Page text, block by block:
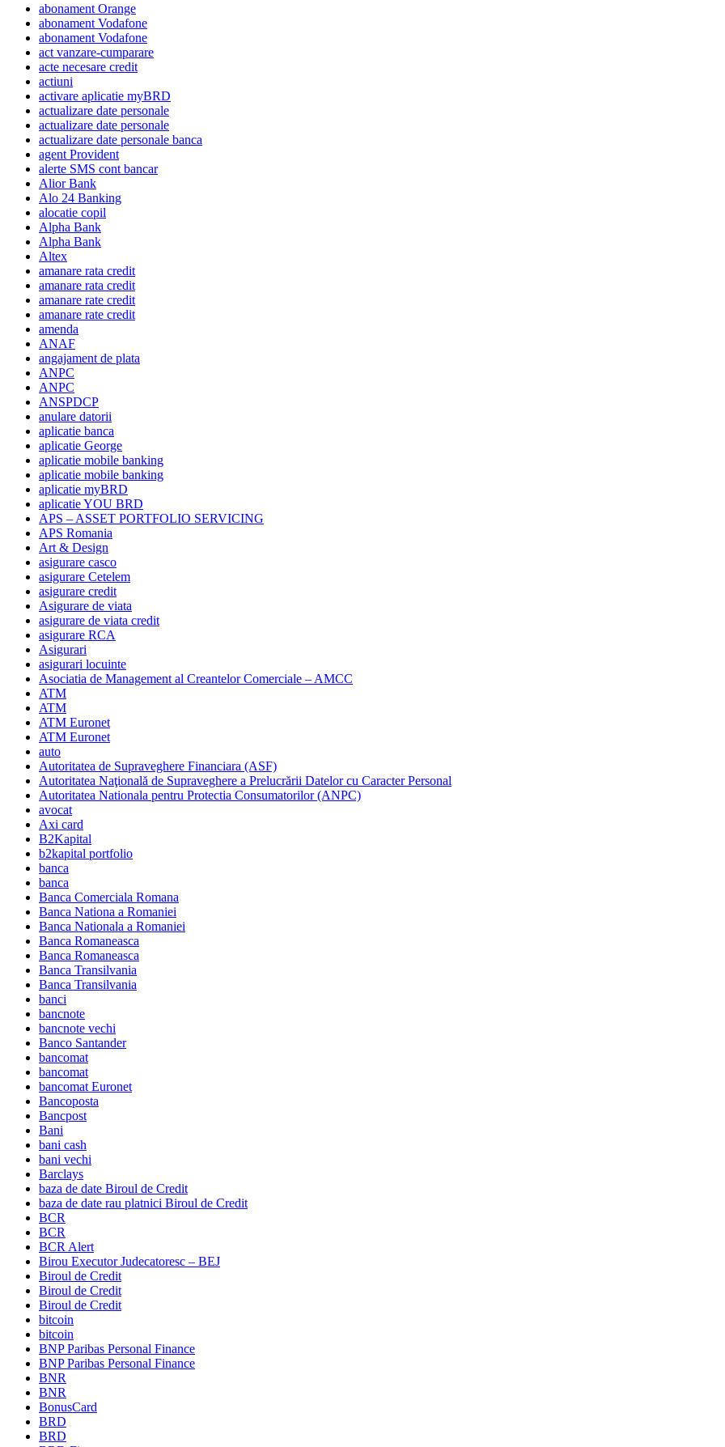
abonament Orange
abonament Vodafone
abonament Vodafone
act vanzare-cumparare
acte necesare credit
actiuni
activare aplicatie myBRD
actualizare date personale
actualizare date personale
actualizare date personale banca
agent Provident
alerte SMS cont bancar
Alior Bank
Alo 24 Banking
alocatie copil
Alpha Bank
Alpha Bank
Altex
amanare rata credit
amanare rata credit
amanare rate credit
amanare rate credit
amenda
ANAF
angajament de plata
ANPC
ANPC
ANSPDCP
anulare datorii
aplicatie banca
aplicatie George
aplicatie mobile banking
aplicatie mobile banking
aplicatie myBRD
aplicatie YOU BRD
APS – ASSET PORTFOLIO SERVICING
APS Romania
Art & Design
asigurare casco
asigurare Cetelem
asigurare credit
Asigurare de viata
asigurare de viata credit
asigurare RCA
Asigurari
asigurari locuinte
Asociatia de Management al Creantelor Comerciale – AMCC
ATM
ATM
ATM Euronet
ATM Euronet
auto
Autoritatea de Supraveghere Financiara (ASF)
Autoritatea Naţională de Supraveghere a Prelucrării Datelor cu Caracter Personal
Autoritatea Nationala pentru Protectia Consumatorilor (ANPC)
avocat
Axi card
B2Kapital
b2kapital portfolio
banca
banca
Banca Comerciala Romana
Banca Nationa a Romaniei
Banca Nationala a Romaniei
Banca Romaneasca
Banca Romaneasca
Banca Transilvania
Banca Transilvania
banci
bancnote
bancnote vechi
Banco Santander
bancomat
bancomat
bancomat Euronet
Bancoposta
Bancpost
Bani
bani cash
bani vechi
Barclays
baza de date Biroul de Credit
baza de date rau platnici Biroul de Credit
BCR
BCR
BCR Alert
Birou Executor Judecatoresc – BEJ
Biroul de Credit
Biroul de Credit
Biroul de Credit
bitcoin
bitcoin
BNP Paribas Personal Finance
BNP Paribas Personal Finance
BNR
BNR
BonusCard
BRD
BRD